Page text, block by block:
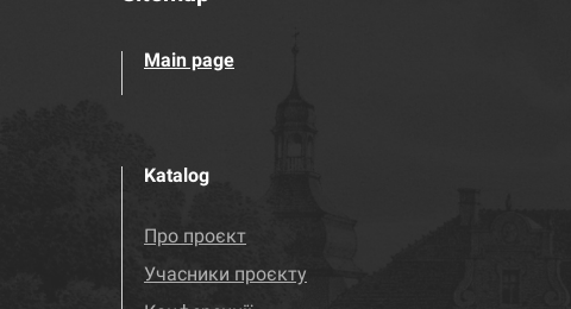
Main page
Katalog
Про проєкт
Учасники проєкту